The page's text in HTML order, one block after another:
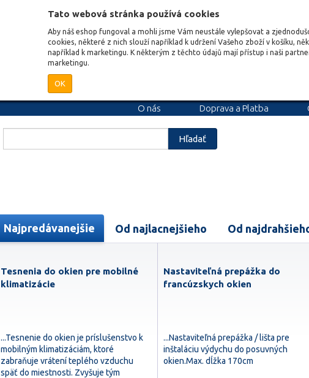
Tato webová stránka používá cookies
Aby náš eshop fungoval a mohli jsme Vám neustále vylepšovat a
cookies, některé z nich slouží například k udržení Vašeho zboží v košíku,
například k marketingu. K některým z těchto údajů mají přístup i naši
marketingu.
OK
O nás Doprava a Platba
Hľadať
Najpredávanejšie Od najlacnejšieho Od
Tesnenia do okien pre mobilné
klimatizácie
...Tesnenie do okien je príslušenstvo k
mobilným klimatizáciám, ktoré
zabraňuje vrátení teplého vzduchu
späť do miestnosti. Zvyšuje tým
Nastaviteľná prepážka do
francúzskych okien
...Nastaviteľná prepážka / lišta pre
inštaláciu výdychu do posuvných
okien.Max. dĺžka 170cm